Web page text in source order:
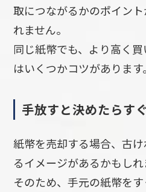
取につながるかのポイン
れません。
同じ紙幣でも、より高く
はいくつかコツがあります。
手放すと決めたらす
紙幣を売却する場合、古
るイメージがあるかもしれ
そのため、手元の紙幣を